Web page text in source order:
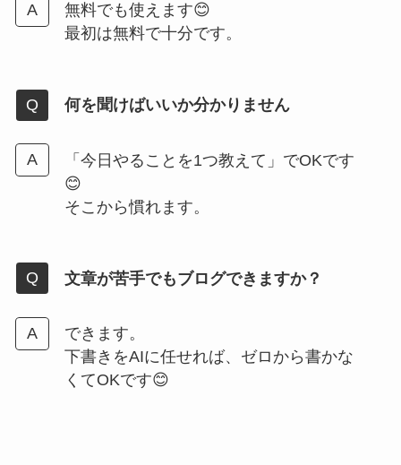
無料でも使えます😊
最初は無料で十分です。
何を聞けばいいか分かりません
「今日やることを1つ教えて」でOKです
😊
そこから慣れます。
文章が苦手でもブログできますか？
できます。
下書きをAIに任せれば、ゼロから書かな
くてOKです😊